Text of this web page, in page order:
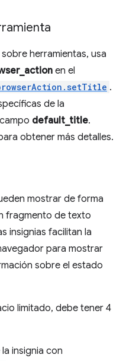
herramientas, usa
en el
.
de la
default_title.
obtener más detalles.
mostrar de forma
fragmento de texto
insignias facilitan la
para mostrar
sobre el estado
limitado, debe tener 4
insignia con